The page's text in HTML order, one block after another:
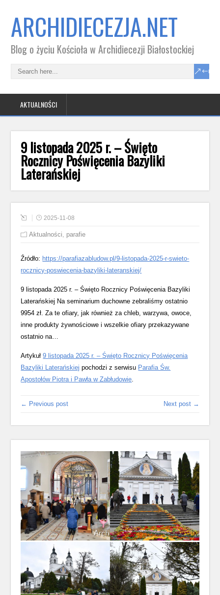
ARCHIDIECEZJA.NET
Blog o życiu Kościoła w Archidiecezji Białostockiej
AKTUALNOŚCI
9 listopada 2025 r. – Święto
Rocznicy Poświęcenia Bazyliki
Laterańskiej
2025-11-08
Aktualności, parafie
Źródło: https://parafiazabludow.pl/9-listopada-2025-r-swieto-
rocznicy-poswiecenia-bazyliki-lateranskiej/
9 listopada 2025 r. – Święto Rocznicy Poświęcenia Bazyliki
Laterańskiej Na seminarium duchowne zebraliśmy ostatnio
9954 zł. Za te ofiary, jak również za chleb, warzywa, owoce,
inne produkty żywnościowe i wszelkie ofiary przekazywane
ostatnio na…
Artykuł9 listopada 2025 r. – Święto Rocznicy Poświęcenia
Bazyliki Laterańskiej pochodzi z serwisu Parafia Św.
Apostołów Piotra i Pawła w Zabłudowie.
← Previous post Next post →